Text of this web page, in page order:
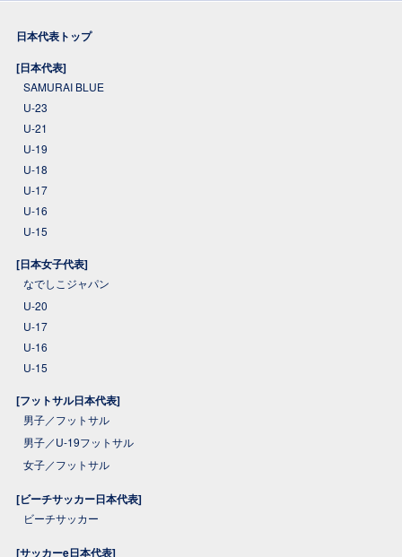
日本代表トップ
[日本代表]
SAMURAI BLUE
U-23
U-21
U-19
U-18
U-17
U-16
U-15
[日本女子代表]
なでしこジャパン
U-20
U-17
U-16
U-15
[フットサル日本代表]
男子／フットサル
男子／U-19フットサル
女子／フットサル
[ビーチサッカー日本代表]
ビーチサッカー
[サッカーe日本代表]